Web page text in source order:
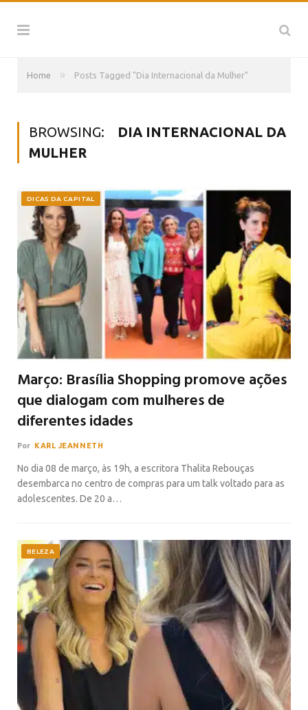
Home » Posts Tagged "Dia Internacional da Mulher"
BROWSING:
DIA INTERNACIONAL DA
MULHER
DICAS DA CAPITAL
Março: Brasília Shopping promove ações
que dialogam com mulheres de
diferentes idades
Por KARL JEANNETH
No dia 08 de março, às 19h, a escritora Thalita Rebouças
desembarca no centro de compras para um talk voltado para as
adolescentes. De 20 a…
BELEZA